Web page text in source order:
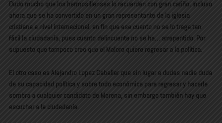
Dudo mucho que los hermosillenses lo recuerden con gran cariño, incluso
ahora que se ha convertido en un gran representante de la iglesia
cristiana a nivel internacional, en fin que ese cuento no se lo traga tan
fácil la ciudadanía, pues cuanto delincuente no se ha… arrepentido. Por
supuesto que tampoco creo que el Maloro quiere regresar a la política.
El otro caso es Alejandro Lopez Caballer que sin lugar a dudas nadie duda
de su capacidad política y sobre todo económica para regresar y hacerle
sombra a cualquier candidato de Morena, sin embargo también hay que
escuchar a la ciudadanía.